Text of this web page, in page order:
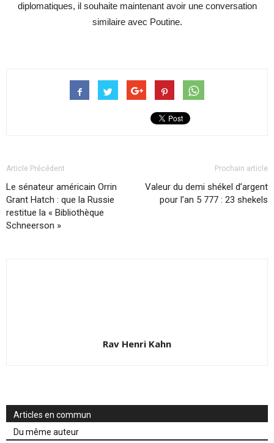
diplomatiques, il souhaite maintenant avoir une conversation
similaire avec Poutine.
Article Précédent
Le sénateur américain Orrin
Grant Hatch : que la Russie
restitue la « Bibliothèque
Schneerson »
Prochain article
Valeur du demi shékel d’argent
pour l’an 5 777 : 23 shekels
Rav Henri Kahn
Articles en commun
Du même auteur